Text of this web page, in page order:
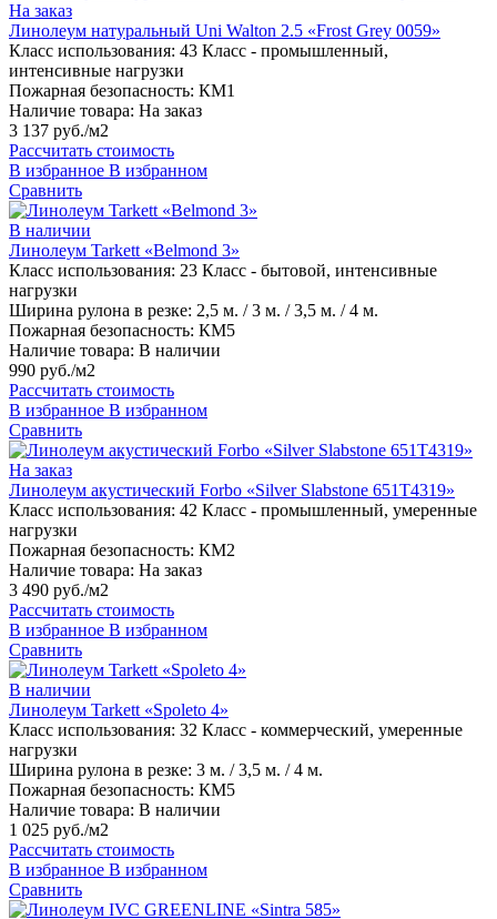
На заказ
Линолеум натуральный Uni Walton 2.5 «Frost Grey 0059»
Класс использования: 43 Класс - промышленный,
интенсивные нагрузки
Пожарная безопасность: КМ1
Наличие товара: На заказ
3 137 руб./м2
Рассчитать стоимость
В избранное В избранном
Сравнить
В наличии
Линолеум Tarkett «Belmond 3»
Класс использования: 23 Класс - бытовой, интенсивные
нагрузки
Ширина рулона в резке: 2,5 м. / 3 м. / 3,5 м. / 4 м.
Пожарная безопасность: КМ5
Наличие товара: В наличии
990 руб./м2
Рассчитать стоимость
В избранное В избранном
Сравнить
На заказ
Линолеум акустический Forbo «Silver Slabstone 651T4319»
Класс использования: 42 Класс - промышленный, умеренные
нагрузки
Пожарная безопасность: КМ2
Наличие товара: На заказ
3 490 руб./м2
Рассчитать стоимость
В избранное В избранном
Сравнить
В наличии
Линолеум Tarkett «Spoleto 4»
Класс использования: 32 Класс - коммерческий, умеренные
нагрузки
Ширина рулона в резке: 3 м. / 3,5 м. / 4 м.
Пожарная безопасность: КМ5
Наличие товара: В наличии
1 025 руб./м2
Рассчитать стоимость
В избранное В избранном
Сравнить